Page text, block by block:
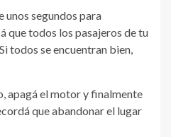
segundos para
que todos los pasajeros de tu
todos se encuentran bien,
apagá el motor y finalmente
que abandonar el lugar